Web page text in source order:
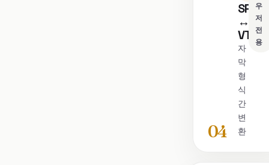
04
SRT
↔
VTT
자
막
형
식
간
변
환
우
저
전
용